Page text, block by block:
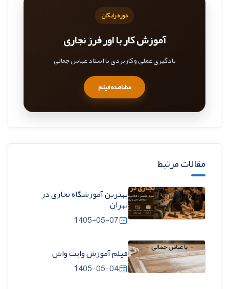
دوره رایگان
آموزش کار با اور فرز نجاری
یادگیری عملی و کاربردی با استاد عباس جمالی
مشاهده فیلم
مقالات مرتبط
بهترین آموزشگاه نجاری در
تهران
1405-05-07
فیلم آموزش وایت واش
1405-05-04